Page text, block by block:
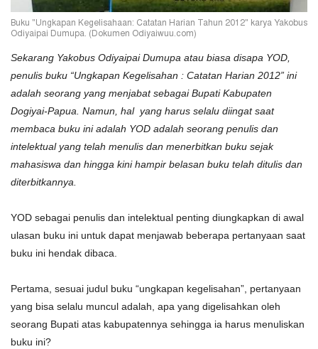
Buku "Ungkapan Kegelisahaan: Catatan Harian Tahun 2012" karya Yakobus
Odiyaipai Dumupa. (Dokumen Odiyaiwuu.com)
Sekarang Yakobus Odiyaipai Dumupa atau biasa disapa YOD,
penulis buku “Ungkapan Kegelisahan : Catatan Harian 2012” ini
adalah seorang yang menjabat sebagai Bupati Kabupaten
Dogiyai-Papua. Namun, hal yang harus selalu diingat saat
membaca buku ini adalah YOD adalah seorang penulis dan
intelektual yang telah menulis dan menerbitkan buku sejak
mahasiswa dan hingga kini hampir belasan buku telah ditulis dan
diterbitkannya.
YOD sebagai penulis dan intelektual penting diungkapkan di awal
ulasan buku ini untuk dapat menjawab beberapa pertanyaan saat
buku ini hendak dibaca.
Pertama, sesuai judul buku “ungkapan kegelisahan”, pertanyaan
yang bisa selalu muncul adalah, apa yang digelisahkan oleh
seorang Bupati atas kabupatennya sehingga ia harus menuliskan
buku ini?